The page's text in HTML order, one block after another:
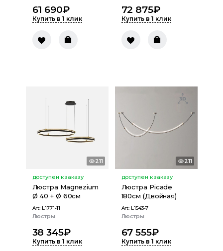
61 690₽
Купить в 1 клик
72 875₽
Купить в 1 клик
211
доступен к заказу
Люстра Magnezium
Ø 40 + Ø 60см
Art: L1771-11
Люстры
38 345₽
Купить в 1 клик
211
доступен к заказу
Люстра Picade
180см (Двойная)
Art: L1543-7
Люстры
67 555₽
Купить в 1 клик